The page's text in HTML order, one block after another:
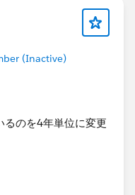
(Inactive)
るのを4年単位に変更